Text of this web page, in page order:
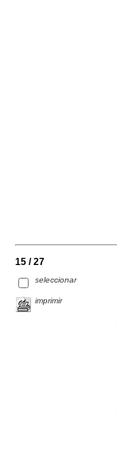
15 / 27
seleccionar
imprimir